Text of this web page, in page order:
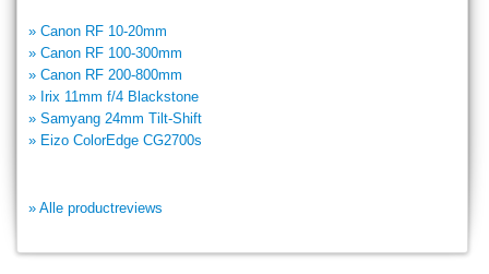
» Canon RF 10-20mm
» Canon RF 100-300mm
» Canon RF 200-800mm
» Irix 11mm f/4 Blackstone
» Samyang 24mm Tilt-Shift
» Eizo ColorEdge CG2700s
» Alle productreviews